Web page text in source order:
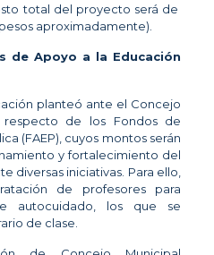
total del proyecto será de
aproximadamente).
de Apoyo a la Educación
planteó ante el Concejo
respecto de los Fondos de
(FAEP), cuyos montos serán
y fortalecimiento del
diversas iniciativas. Para ello,
de profesores para
autocuidado, los que se
de clase.